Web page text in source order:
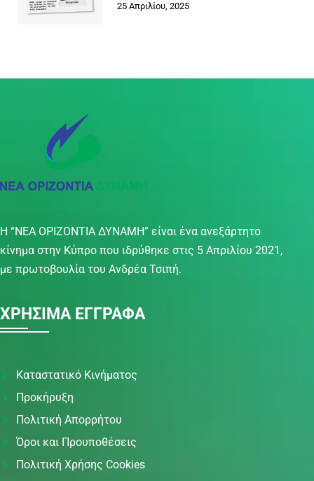
25 Απριλίου, 2025
Η “ΝΕΑ ΟΡΙΖΟΝΤΙΑ ΔΥΝΑΜΗ” είναι ένα ανεξάρτητο
κίνημα στην Κύπρο που ιδρύθηκε στις 5 Απριλίου 2021,
με πρωτοβουλία του Ανδρέα Τσιπή.
ΧΡΗΣΙΜΑ ΕΓΓΡΑΦΑ
Καταστατικό Κινήματος
Προκήρυξη
Πολιτική Απορρήτου
Όροι και Προυποθέσεις
Πολιτική Χρήσης Cookies